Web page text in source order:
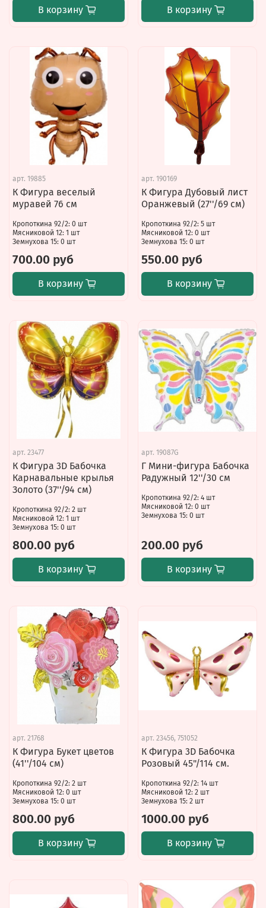
В корзину В корзину
арт. 19885
К Фигура веселый
муравей 76 см
Кропоткина 92/2: 0 шт
Мясниковой 12: 1 шт
Земнухова 15: 0 шт
700.00 руб
В корзину
арт. 190169
К Фигура Дубовый лист
Оранжевый (27''/69 см)
Кропоткина 92/2: 5 шт
Мясниковой 12: 0 шт
Земнухова 15: 0 шт
550.00 руб
В корзину
арт. 23477
К Фигура 3D Бабочка
Карнавальные крылья
Золото (37''/94 см)
Кропоткина 92/2: 2 шт
Мясниковой 12: 1 шт
Земнухова 15: 0 шт
800.00 руб
В корзину
арт. 19087G
Г Мини-фигура Бабочка
Радужный 12''/30 см
Кропоткина 92/2: 4 шт
Мясниковой 12: 0 шт
Земнухова 15: 0 шт
200.00 руб
В корзину
арт. 21768
К Фигура Букет цветов
(41''/104 см)
Кропоткина 92/2: 2 шт
Мясниковой 12: 0 шт
Земнухова 15: 0 шт
800.00 руб
В корзину
арт. 23456, 751052
К Фигура 3D Бабочка
Розовый 45"/114 см.
Кропоткина 92/2: 14 шт
Мясниковой 12: 2 шт
Земнухова 15: 2 шт
1000.00 руб
В корзину